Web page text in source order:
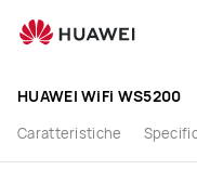
buy
HUAWEI WiFi WS5200
Caratteristiche